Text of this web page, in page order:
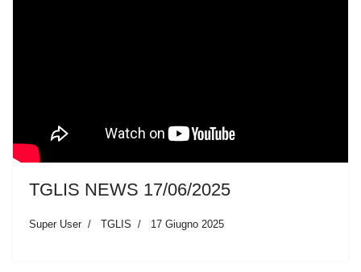
TGLIS NEWS 17/06/2025
Super User TGLIS 17 Giugno 2025